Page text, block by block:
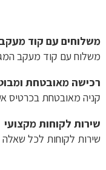
משלוחים עם קוד מעקב ₪25
משלוח​ עם קוד מעקב
רכישה​ ​מאובטחת
קניה מאובטחת בכרטיס
שירות לקוחות מקצועי
שירות לקוחות לכל שאלה